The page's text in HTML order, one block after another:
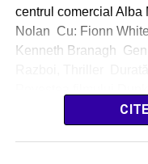
centrul comercial
Nolan Cu: Fionn
Kenneth Branagh